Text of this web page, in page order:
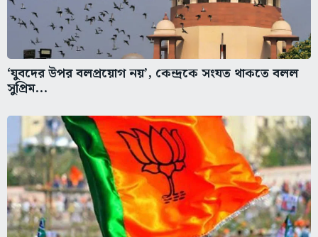
‘যুবদের উপর বলপ্রয়োগ নয়’, কেন্দ্রকে সংযত থাকতে বলল
সুপ্রিম...